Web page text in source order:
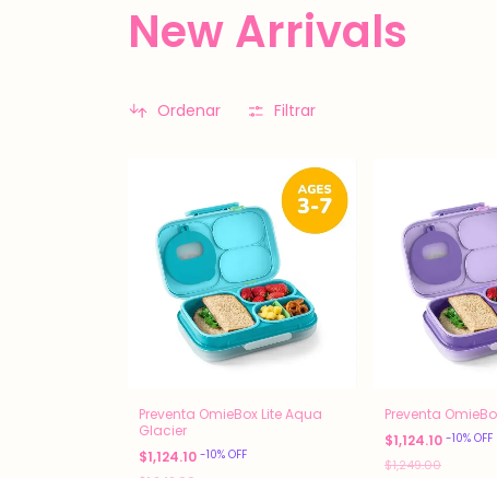
New Arrivals
Ordenar Filtrar
Preventa OmieBox Lite Aqua
Glacier
$1,124.10 -10% OFF
Preventa
$1,124.10 -10% OFF
$1,249.00